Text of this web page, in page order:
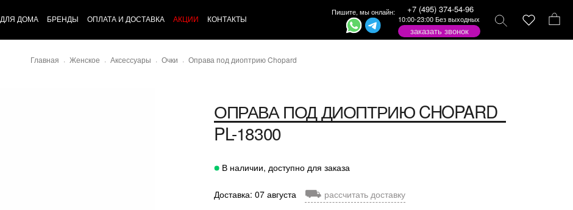
ДЛЯ ДОМА БРЕНДЫ ОПЛАТА И ДОСТАВКА АКЦИИ КОНТАКТЫ
Пишите, мы онлайн: +7 (495) 374-54-96
10:00-23:00 Без выходных
заказать звонок
Главная Женское Аксессуары Очки Оправа под диоптрию Chopard
ОПРАВА ПОД ДИОПТРИЮCHOPARD
PL-18300
В наличии, доступно для заказа
Доставка: 07 августа ⛟ рассчитать доставку